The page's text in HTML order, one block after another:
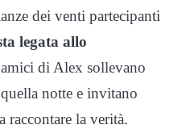
dei venti partecipanti
legata allo
di Alex sollevano
notte e invitano
raccontare la verità.